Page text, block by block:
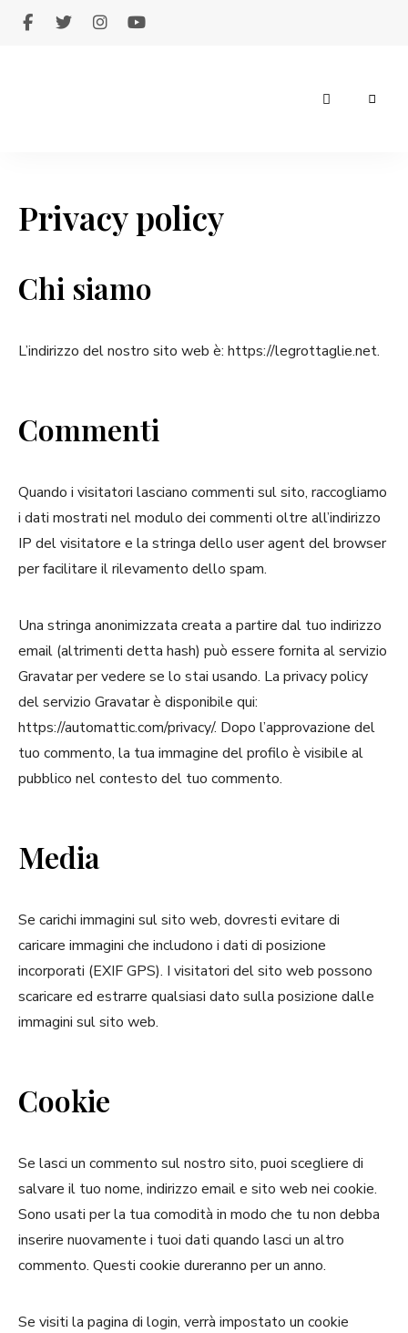
Privacy policy
Chi siamo
L’indirizzo del nostro sito web è: https://legrottaglie.net.
Commenti
Quando i visitatori lasciano commenti sul sito, raccogliamo
i dati mostrati nel modulo dei commenti oltre all’indirizzo
IP del visitatore e la stringa dello user agent del browser
per facilitare il rilevamento dello spam.
Una stringa anonimizzata creata a partire dal tuo indirizzo
email (altrimenti detta hash) può essere fornita al servizio
Gravatar per vedere se lo stai usando. La privacy policy
del servizio Gravatar è disponibile qui:
https://automattic.com/privacy/. Dopo l’approvazione del
tuo commento, la tua immagine del profilo è visibile al
pubblico nel contesto del tuo commento.
Media
Se carichi immagini sul sito web, dovresti evitare di
caricare immagini che includono i dati di posizione
incorporati (EXIF GPS). I visitatori del sito web possono
scaricare ed estrarre qualsiasi dato sulla posizione dalle
immagini sul sito web.
Cookie
Se lasci un commento sul nostro sito, puoi scegliere di
salvare il tuo nome, indirizzo email e sito web nei cookie.
Sono usati per la tua comodità in modo che tu non debba
inserire nuovamente i tuoi dati quando lasci un altro
commento. Questi cookie dureranno per un anno.
Se visiti la pagina di login, verrà impostato un cookie